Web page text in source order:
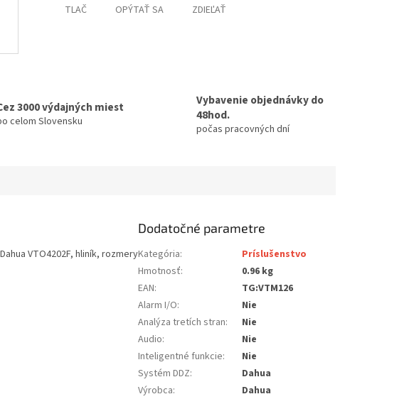
TLAČ OPÝTAŤ SA ZDIEĽAŤ
3000 výdajných miest
celom Slovensku
Vybavenie objednávky do
48hod.
počas pracovných dní
VTO4202F, hliník, rozmery
Dodatočné parametre
Kategória:
Príslušenstvo
Hmotnosť:
0.96 kg
EAN:
TG:VTM126
Alarm I/O:
Nie
Analýza tretích stran:
Nie
Audio:
Nie
Inteligentné funkcie:
Nie
Systém DDZ:
Dahua
Výrobca:
Dahua